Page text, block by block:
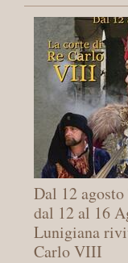
Dal 12
dal 12 al 16
Lunigiana
Carlo VIII